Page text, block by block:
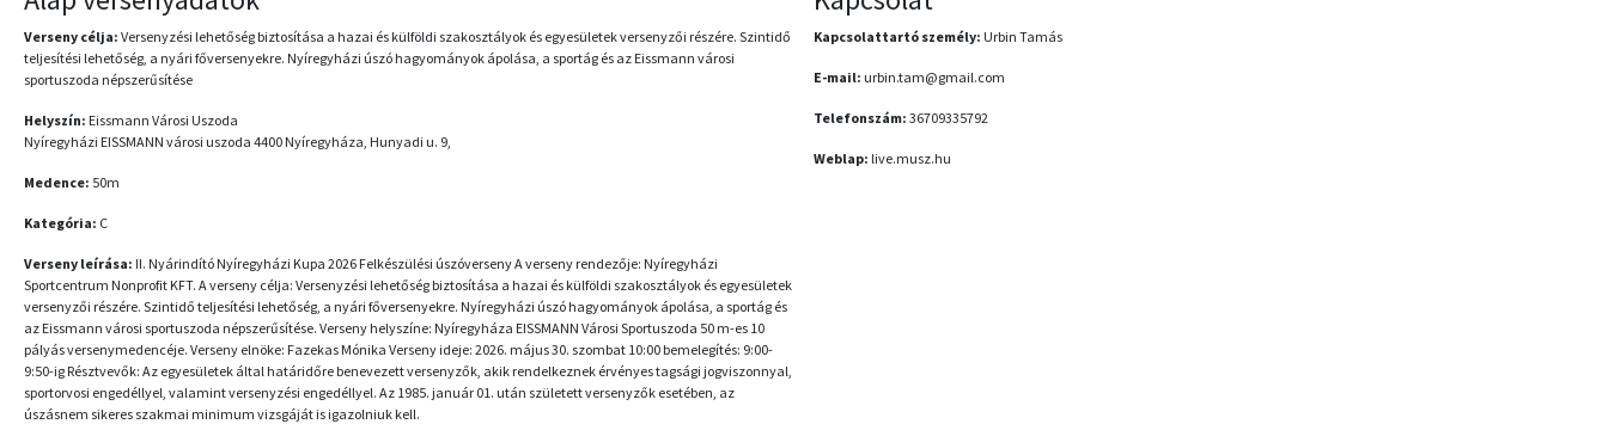
Verseny célja: Versenyzési lehetőség biztosítása a hazai és külföldi szakosztályok és egyesületek versenyzői részére. Szintidő
teljesítési lehetőség, a nyári főversenyekre. Nyíregyházi úszó hagyományok ápolása, a sportág és az Eissmann városi
sportuszoda népszerűsítése
Helyszín: Eissmann Városi Uszoda
Nyíregyházi EISSMANN városi uszoda 4400 Nyíregyháza, Hunyadi u. 9,
Medence: 50m
Kategória: C
Verseny leírása: II. Nyárindító Nyíregyházi Kupa 2026 Felkészülési úszóverseny A verseny rendezője: Nyíregyházi
Sportcentrum Nonprofit KFT. A verseny célja: Versenyzési lehetőség biztosítása a hazai és külföldi szakosztályok és egyesületek
versenyzői részére. Szintidő teljesítési lehetőség, a nyári főversenyekre. Nyíregyházi úszó hagyományok ápolása, a sportág és
az Eissmann városi sportuszoda népszerűsítése. Verseny helyszíne: Nyíregyháza EISSMANN Városi Sportuszoda 50 m-es 10
pályás versenymedencéje. Verseny elnöke: Fazekas Mónika Verseny ideje: 2026. május 30. szombat 10:00 bemelegítés: 9:00-
9:50-ig Résztvevők: Az egyesületek által határidőre benevezett versenyzők, akik rendelkeznek érvényes tagsági jogviszonnyal,
sportorvosi engedéllyel, valamint versenyzési engedéllyel. Az 1985. január 01. után született versenyzők esetében, az
úszásnem sikeres szakmai minimum vizsgáját is igazolniuk kell.
Kapcsolattartó személy: Urbin Tamás
E-mail: urbin.tam@gmail.com
Telefonszám: 36709335792
Weblap: live.musz.hu